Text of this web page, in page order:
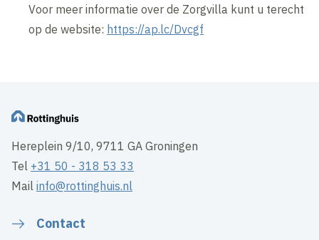
Voor meer informatie over de Zorgvilla kunt u terecht
op de website: https://ap.lc/Dvcgf
Hereplein 9/10, 9711 GA Groningen
Tel +31 50 - 318 53 33
Mailinfo@rottinghuis.nl
Contact